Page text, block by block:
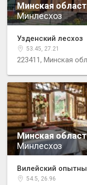
Минская
Минлесхоз
Узденский лесхоз
53.45, 27.21
223411, Минская
Минская
Минлесхоз
Вилейский
54.5, 26.96